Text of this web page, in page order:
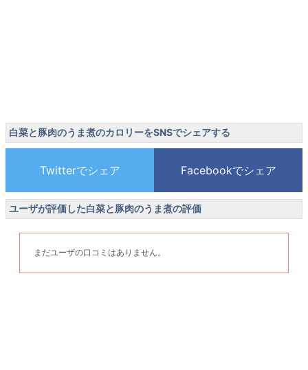
白菜と豚肉のうま煮のカロリーをSNSでシェアする
ユーザが評価した白菜と豚肉のうま煮の評価
まだユーザの口コミはありません。